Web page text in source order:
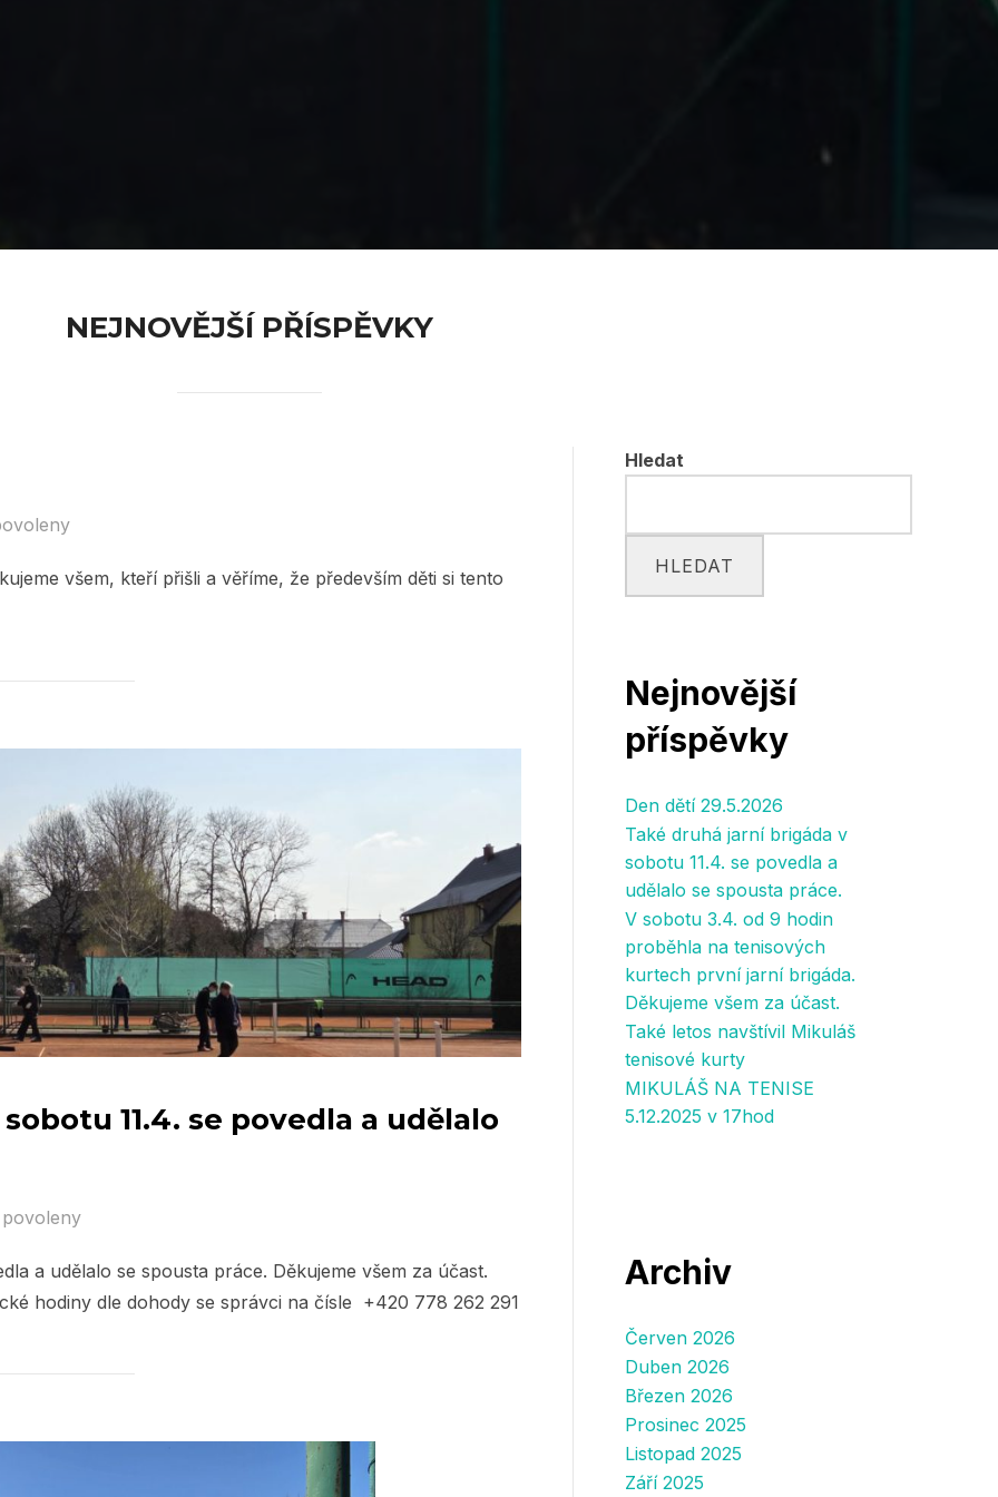
NEJNOVĚJŠÍ PŘÍSPĚVKY
všem, kteří přišli a věříme, že především děti si tento
11.4. se povedla a udělalo
a udělalo se spousta práce. Děkujeme všem za účast.
hodiny dle dohody se správci na čísle +420 778 262 291
Hledat
HLEDAT
Nejnovější
příspěvky
Den dětí 29.5.2026
Také druhá jarní brigáda v
sobotu 11.4. se povedla a
udělalo se spousta práce.
V sobotu 3.4. od 9 hodin
proběhla na tenisových
kurtech první jarní brigáda.
Děkujeme všem za účast.
Také letos navštívil Mikuláš
tenisové kurty
MIKULÁŠ NA TENISE
5.12.2025 v 17hod
Archiv
Červen 2026
Duben 2026
Březen 2026
Prosinec 2025
Listopad 2025
Září 2025